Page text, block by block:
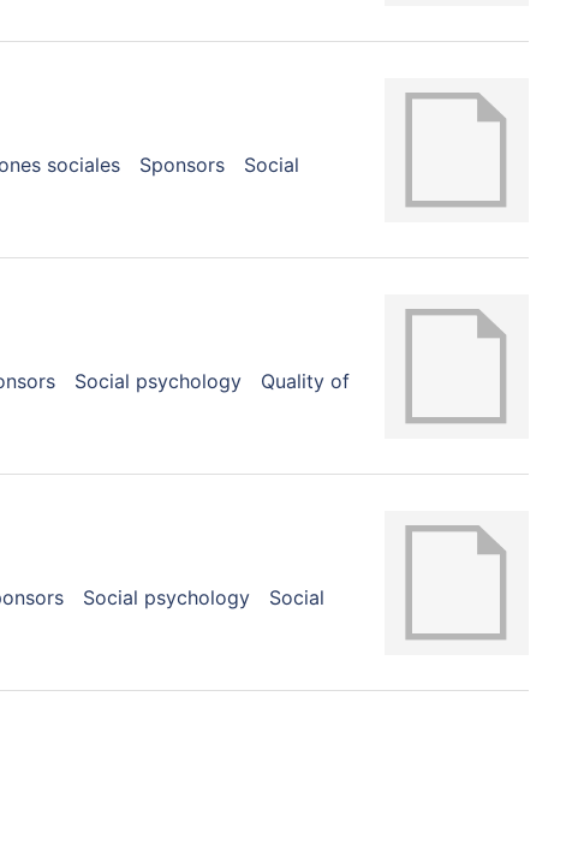
sociales Sponsors
Social
Social psychology
Quality of
Social psychology
Social